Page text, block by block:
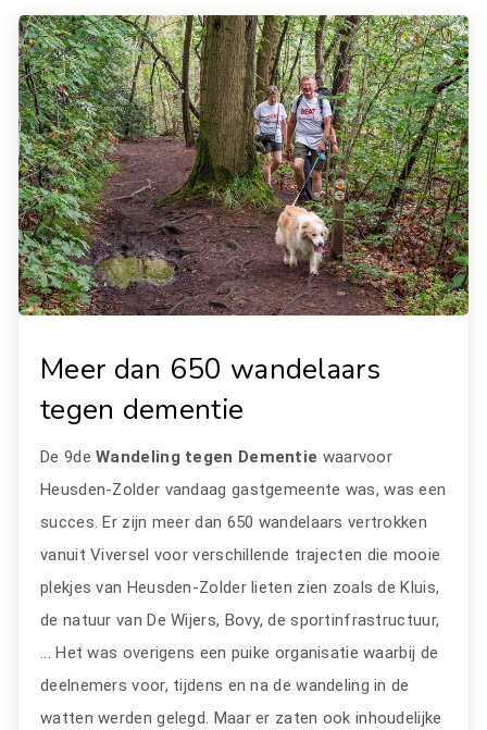
Meer dan 650 wandelaars
tegen dementie
De 9deWandeling tegen Dementie waarvoor
Heusden-Zolder vandaag gastgemeente was, was een
succes. Er zijn meer dan 650 wandelaars vertrokken
vanuit Viversel voor verschillende trajecten die mooie
plekjes van Heusden-Zolder lieten zien zoals de Kluis,
de natuur van De Wijers, Bovy, de sportinfrastructuur,
... Het was overigens een puike organisatie waarbij de
deelnemers voor, tijdens en na de wandeling in de
watten werden gelegd. Maar er zaten ook inhoudelijke